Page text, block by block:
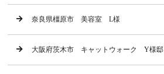
奈良県橿原市 美容室 L様
大阪府茨木市 キャットウォーク Y様邸